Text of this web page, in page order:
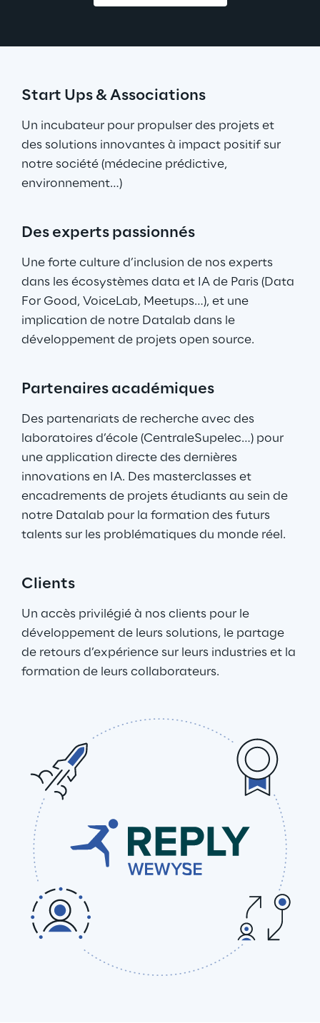
Start Ups & Associations
Un incubateur pour propulser des projets et
des solutions innovantes à impact positif sur
notre société (médecine prédictive,
environnement…)
Des experts passionnés
Une forte culture d’inclusion de nos experts
dans les écosystèmes data et IA de Paris (Data
For Good, VoiceLab, Meetups…), et une
implication de notre Datalab dans le
développement de projets open source.
Partenaires académiques
Des partenariats de recherche avec des
laboratoires d’école (CentraleSupelec…) pour
une application directe des dernières
innovations en IA. Des masterclasses et
encadrements de projets étudiants au sein de
notre Datalab pour la formation des futurs
talents sur les problématiques du monde réel.
Clients
Un accès privilégié à nos clients pour le
développement de leurs solutions, le partage
de retours d’expérience sur leurs industries et la
formation de leurs collaborateurs.